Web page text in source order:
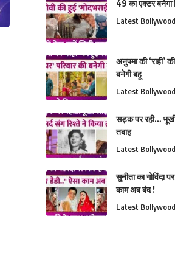
49 का एक्टर बनेगा
Latest
अनुपमा की ‘राही’
बनेगी बहू
Latest
सड़क पर रही… भूखी
तबाह
Latest
सुनीता का गोविंदा
काम अब बंद !
Latest